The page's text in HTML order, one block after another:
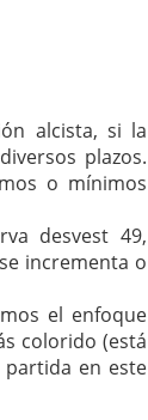
alcista, si la
plazos.
o mínimos
desvest 49,
incrementa o
el enfoque
colorido (está
partida en este